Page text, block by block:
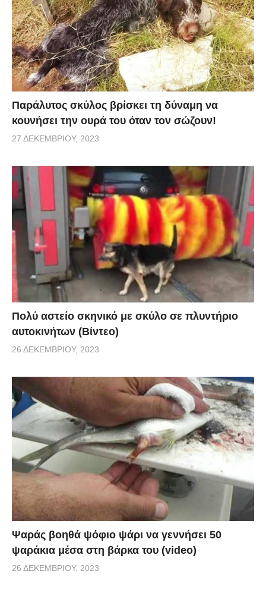
Παράλυτος σκύλος βρίσκει τη δύναμη να
κουνήσει την ουρά του όταν τον σώζουν!
27 ΔΕΚΕΜΒΡΊΟΥ, 2023
Πολύ αστείο σκηνικό με σκύλο σε πλυντήριο
αυτοκινήτων (Βίντεο)
26 ΔΕΚΕΜΒΡΊΟΥ, 2023
Ψαράς βοηθά ψόφιο ψάρι να γεννήσει 50
ψαράκια μέσα στη βάρκα του (video)
26 ΔΕΚΕΜΒΡΊΟΥ, 2023